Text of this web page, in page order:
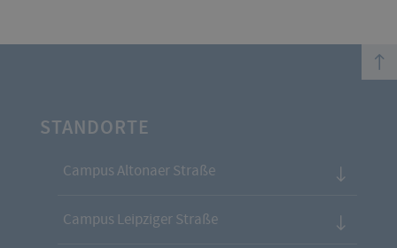
top
STANDORTE
Campus Altonaer Straße
Campus Leipziger Straße